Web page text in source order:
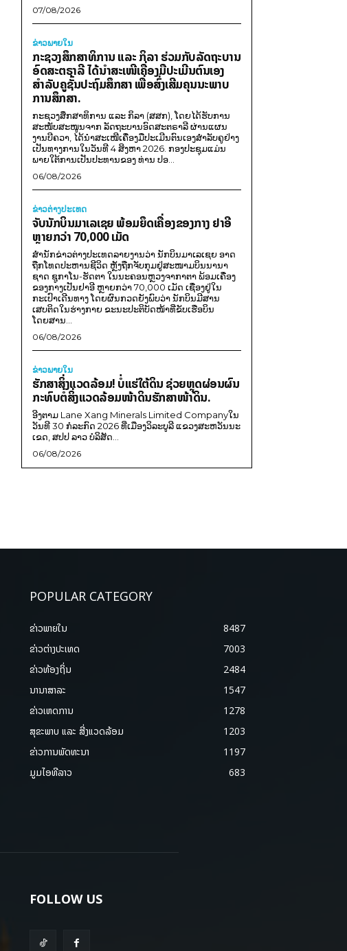
07/08/2026
ຂ່າວພາຍ​ໃນ
ກະຊວງສຶກສາທິການ ແລະ ກິລາ ຮ່ວມກັບລັດຖະບານ
ອົດສະຕຣາລີ ໄດ້ນຳສະເໜີເຄື່ອງມືປະເມີນຕົນເອງ
ສຳລັບຄູຊັ້ນປະຖົມສຶກສາ ເພື່ອສົ່ງເສີມຄຸນນະພາບ
ການສຶກສາ.
ກະຊວງສຶກສາທິການ ແລະ ກິລາ (ສສກ), ໂດຍໄດ້ຮັບການ
ສະໜັບສະໜູນຈາກ ລັດຖະບານອົດສະຕຣາລີ ຜ່ານແຜນ
ງານບີຄວາ, ໄດ້ນຳສະເໜີເຄື່ອງມືປະເມີນຕົນເອງສຳລັບຄູຢ່າງ
ເປັນທາງການໃນວັນທີ 4 ສິງຫາ 2026. ກອງປະຊຸມແມ່ນ
ພາຍໃຕ້ການເປັນປະທານຂອງ ທ່ານ ປອ...
06/08/2026
ຂ່າວຕ່າງປະເທດ
ຈັບນັກບິນມາເລເຊຍ ພ້ອມຍຶດເຄື່ອງຂອງກາງ ຢາອີ
ຫຼາຍກວ່າ 70,000 ເມັດ
ສຳນັກຂ່າວຕ່າງປະເທດລາຍງານວ່າ ນັກບິນມາເລເຊຍ ອາດ
ຖືກໂທດປະຫານຊີວິດ ຫຼັງຖືກຈັບກຸມຢູ່ສະໜາມບິນນານາ
ຊາດ ຊູກາໂນ-ຮັດຕາ ໃນນະຄອນຫຼວງຈາກາຕາ ພ້ອມເຄື່ອງ
ຂອງກາງເປັນຢາອີ ຫຼາຍກວ່າ 70,000 ເມັດ ເຊື່ອງຢູ່ໃນ
ກະເປົາເດີນທາງ ໂດຍຜົນກວດຍັງພົບວ່າ ນັກບິນມີສານ
ເສບຕິດໃນຮ່າງກາຍ ຂະນະປະຕິບັດໜ້າທີ່ຂັບເຮືອບິນ
ໂດຍສານ...
06/08/2026
ຂ່າວພາຍ​ໃນ
ຮັກສາສິ່ງແວດລ້ອມ! ບໍ່ແຮ່ໃຕ້ດິນ ຊ່ວຍຫຼຸດຜ່ອນຜົນ
ກະທົບຕໍ່ສິ່ງແວດລ້ອມໜ້າດິນຮັກສາໜ້າດິນ.
ອີງຕາມ Lane Xang Minerals Limited Companyໃນ
ວັນທີ 30 ກໍລະກົດ 2026 ທີ່ເມືອງວິລະບູລີ ແຂວງສະຫວັນນະ
ເຂດ, ສປປ ລາວ ບໍລິສັດ...
06/08/2026
POPULAR CATEGORY
ຂ່າວພາຍ​ໃນ
8487
ຂ່າວຕ່າງປະເທດ
7003
ຂ່າວທ້ອງຖິ່ນ
2484
ນານາສາລະ
1547
ຂ່າວເຫດການ
1278
ສຸຂະພາບ ແລະ ສີ່ງແວດລ້ອມ
1203
ຂ່າວການພັດທະນາ
1197
ມູມໄອທີລາວ
683
FOLLOW US